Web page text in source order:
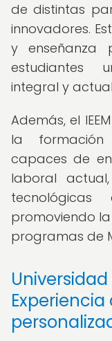
de distintas
innovadores.
y enseñanza
estudiantes
integral y
Además, el
la formación
capaces de
laboral
promoviendo
programas de